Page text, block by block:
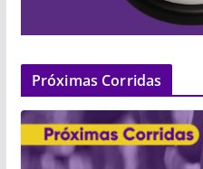
Próximas Corridas